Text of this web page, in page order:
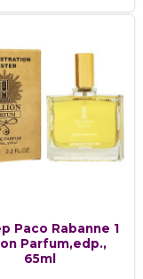
Paco Rabanne 1
Parfum,edp.,
65ml